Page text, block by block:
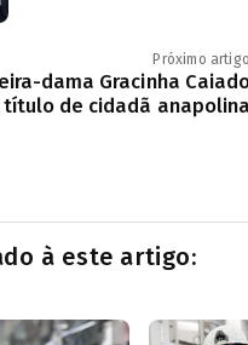
Próximo artigo
dama Gracinha
título de cidadã anapolina
à este artigo: